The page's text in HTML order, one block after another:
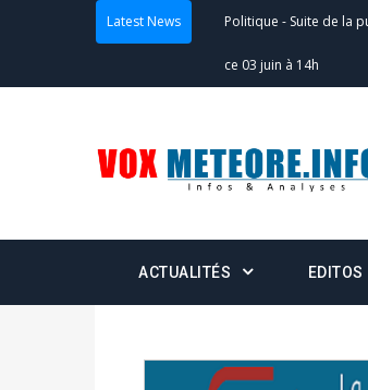
Latest News Politique - Suite de la
ce 03 juin à 14h
Suite de la
– mardi 02 juin à 17h
Politique - Scrutins : la
24h/24 et 7j/7
Actualités Double
Actualités
ACTUALITÉS EDITOS